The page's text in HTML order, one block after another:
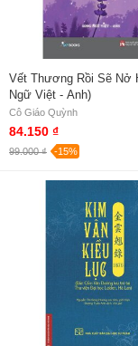
Vết Thương Rồi Sẽ Nở
Ngữ Việt - Anh)
Cô Giáo Quỳnh
84.150 ₫
99.000 ₫ -15%